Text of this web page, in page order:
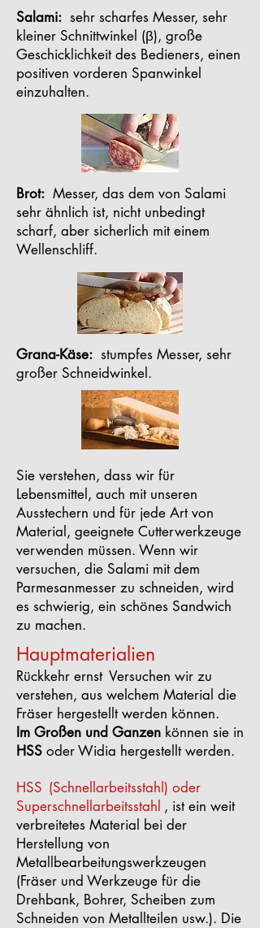
Salami: sehr scharfes Messer, sehr
kleiner Schnittwinkel (β), große
Geschicklichkeit des Bedieners, einen
positiven vorderen Spanwinkel
einzuhalten.
Brot: Messer, das dem von Salami
sehr ähnlich ist, nicht unbedingt
scharf, aber sicherlich mit einem
Wellenschliff.
Grana-Käse: stumpfes Messer, sehr
großer Schneidwinkel.
Sie verstehen, dass wir für
Lebensmittel, auch mit unseren
Ausstechern und für jede Art von
Material, geeignete Cutterwerkzeuge
verwenden müssen. Wenn wir
versuchen, die Salami mit dem
Parmesanmesser zu schneiden, wird
es schwierig, ein schönes Sandwich
zu machen.
Hauptmaterialien
Rückkehr ernst Versuchen wir zu
verstehen, aus welchem Material die
Fräser hergestellt werden können.
Im Großen und Ganzen können sie in
HSS oder Widia hergestellt werden.
HSS (Schnellarbeitsstahl) oder
Superschnellarbeitsstahl , ist ein weit
verbreitetes Material bei der
Herstellung von
Metallbearbeitungswerkzeugen
(Fräser und Werkzeuge für die
Drehbank, Bohrer, Scheiben zum
Schneiden von Metallteilen usw.). Die